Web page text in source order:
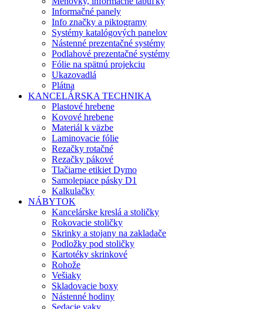
Informačné panely
Info značky a piktogramy
Systémy katalógových panelov
Nástenné prezentačné systémy
Podlahové prezentačné systémy
Fólie na spätnú projekciu
Ukazovadlá
Plátna
KANCELÁRSKA TECHNIKA
Plastové hrebene
Kovové hrebene
Materiál k väzbe
Laminovacie fólie
Rezačky rotačné
Rezačky pákové
Tlačiarne etikiet Dymo
Samolepiace pásky D1
Kalkulačky
NÁBYTOK
Kancelárske kreslá a stoličky
Rokovacie stoličky
Skrinky a stojany na zakladače
Podložky pod stoličky
Kartotéky skrinkové
Rohože
Vešiaky
Skladovacie boxy
Nástenné hodiny
Sedacie vaky